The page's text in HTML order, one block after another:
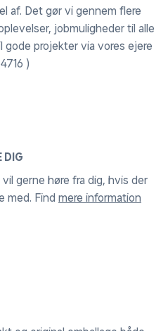
af. Det gør vi gennem flere
jobmuligheder til alle
projekter via vores ejere
)
DIG
gerne høre fra dig, hvis der
med. Find mere information